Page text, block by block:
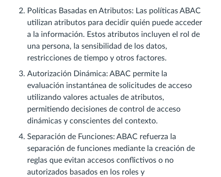
Políticas Basadas en Atributos: Las políticas ABAC
utilizan atributos para decidir quién puede acceder
a la información. Estos atributos incluyen el rol de
una persona, la sensibilidad de los datos,
restricciones de tiempo y otros factores.
Autorización Dinámica: ABAC permite la
evaluación instantánea de solicitudes de acceso
utilizando valores actuales de atributos,
permitiendo decisiones de control de acceso
dinámicas y conscientes del contexto.
Separación de Funciones: ABAC refuerza la
separación de funciones mediante la creación de
reglas que evitan accesos conflictivos o no
autorizados basados en los roles y